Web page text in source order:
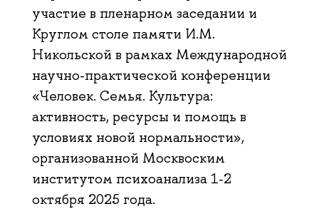
участие в пленарном заседании и
Круглом столе памяти И.М.
Никольской в рамках Международной
научно-практической конференции
«Человек. Семья. Культура:
активность, ресурсы и помощь в
условиях новой нормальности»,
организованной Москвоским
институтом психоанализа 1-2
октября 2025 года.